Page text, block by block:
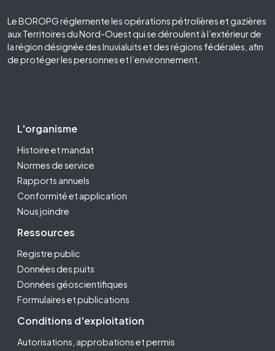
Le BOROPG réglemente les opérations pétrolières et gazières
aux Territoires du Nord-Ouest qui se déroulent à l’extérieur de
la région désignée des Inuvialuits et des régions fédérales, afin
de protéger les personnes et l’environnement.
Footer Second
L'organisme
Histoire et mandat
Normes de service
Rapports annuels
Conformité et application
Nous joindre
Ressources
Registre public
Données des puits
Données géoscientifiques
Formulaires et publications
Conditions d'exploitation
Autorisations, approbations et permis